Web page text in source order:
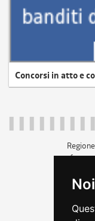
Concorsi in atto e
c.f.